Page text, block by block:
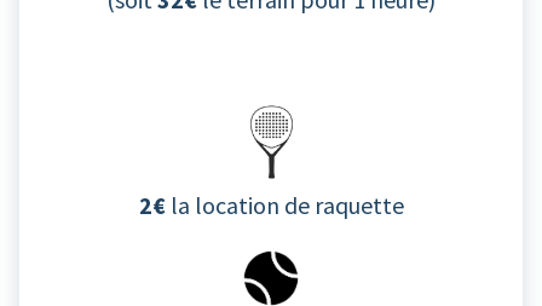
2€la location de raquette